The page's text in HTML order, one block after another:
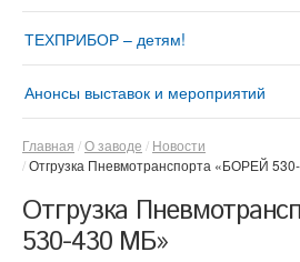
ТЕХПРИБОР – детям!
Анонсы выставок и мероприятий
Главная О заводе
Новости
Отгрузка Пневмотранспорта «БОРЕЙ
Отгрузка
530-430 МБ»